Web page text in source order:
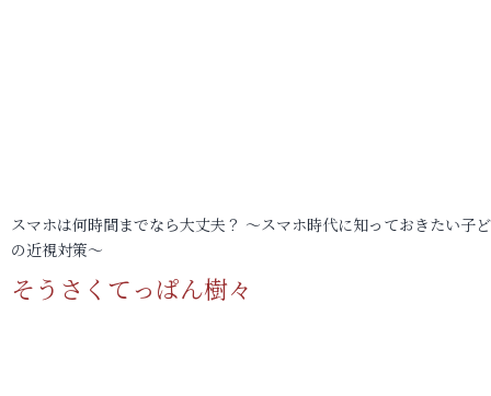
スマホは何時間までなら大丈夫？ ～スマホ時代に知っておきたい子
の近視対策～
そうさくてっぱん樹々